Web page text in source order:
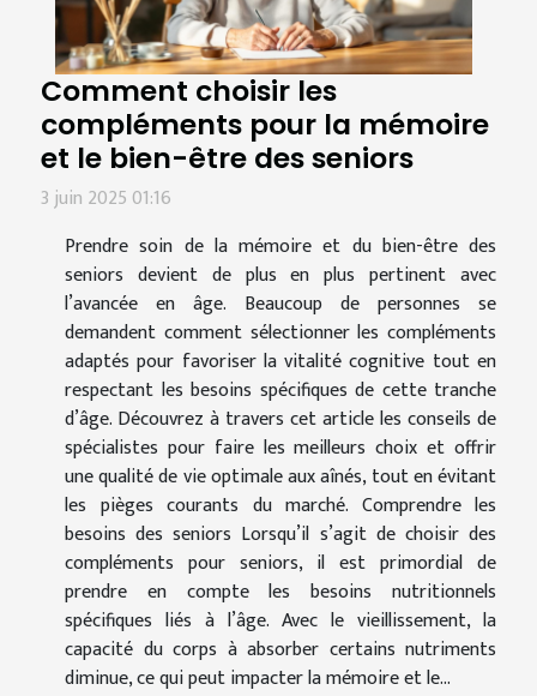
Comment choisir les
compléments pour la mémoire
et le bien-être des seniors
3 juin 2025 01:16
Prendre soin de la mémoire et du bien-être des
seniors devient de plus en plus pertinent avec
l’avancée en âge. Beaucoup de personnes se
demandent comment sélectionner les compléments
adaptés pour favoriser la vitalité cognitive tout en
respectant les besoins spécifiques de cette tranche
d’âge. Découvrez à travers cet article les conseils de
spécialistes pour faire les meilleurs choix et offrir
une qualité de vie optimale aux aînés, tout en évitant
les pièges courants du marché. Comprendre les
besoins des seniors Lorsqu’il s’agit de choisir des
compléments pour seniors, il est primordial de
prendre en compte les besoins nutritionnels
spécifiques liés à l’âge. Avec le vieillissement, la
capacité du corps à absorber certains nutriments
diminue, ce qui peut impacter la mémoire et le...